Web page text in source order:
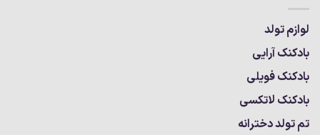
لوازم تولد
بادکنک آرایی
بادکنک فویلی
بادکنک لاتکسی
تم تولد دخترانه